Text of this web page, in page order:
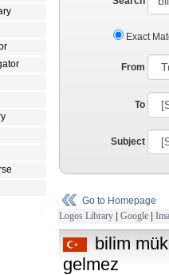
Exact
From
To
Subject
Go to Homepage
Logos Library | Google |
bilim
gelmez